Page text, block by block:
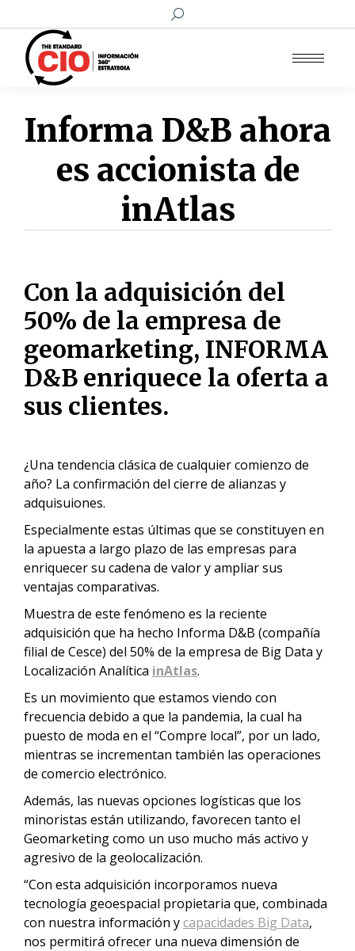
Buscar:
Informa D&B ahora
es accionista de
inAtlas
Con la adquisición del
50% de la empresa de
geomarketing, INFORMA
D&B enriquece la oferta a
sus clientes.
¿Una tendencia clásica de cualquier comienzo de
año? La confirmación del cierre de alianzas y
adquisuiones.
Especialmente estas últimas que se constituyen en
la apuesta a largo plazo de las empresas para
enriquecer su cadena de valor y ampliar sus
ventajas comparativas.
Muestra de este fenómeno es la reciente
adquisición que ha hecho Informa D&B (compañía
filial de Cesce) del 50% de la empresa de Big Data y
Localización Analítica inAtlas.
Es un movimiento que estamos viendo con
frecuencia debido a que la pandemia, la cual ha
puesto de moda en el “Compre local”, por un lado,
mientras se incrementan también las operaciones
de comercio electrónico.
Además, las nuevas opciones logísticas que los
minoristas están utilizando, favorecen tanto el
Geomarketing como un uso mucho más activo y
agresivo de la geolocalización.
“Con esta adquisición incorporamos nueva
tecnología geoespacial propietaria que, combinada
con nuestra información ycapacidades Big Data,
nos permitirá ofrecer una nueva dimensión de